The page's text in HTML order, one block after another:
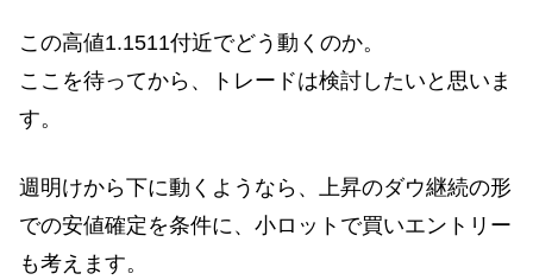
この高値1.1511付近でどう動くのか。
ここを待ってから、トレードは検討したいと思いま
す。
週明けから下に動くようなら、上昇のダウ継続の形
での安値確定を条件に、小ロットで買いエントリー
も考えます。